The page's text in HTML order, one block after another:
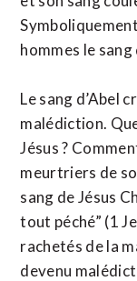
hommes le sang
Le sang d’Abel
malédiction.
Jésus ?
meurtriers de
sang de Jésus
tout péché” (1
rachetés de la
devenu